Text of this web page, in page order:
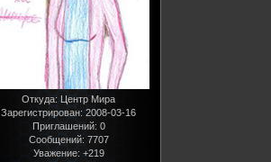
Откуда:Центр Мира
Зарегистрирован: 2008-03-16
Приглашений: 0
Сообщений: 7707
Уважение: +219